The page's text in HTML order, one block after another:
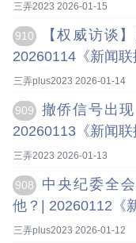
三弄2023 2026-01-15
910
【权威访谈
20260114《新闻
三弄plus2023 2026-01-14
909
撤侨信号出
20260113《新闻
三弄2023 2026-01-13
908
中央纪委全
他？| 20260112《
三弄plus2023 2026-01-12